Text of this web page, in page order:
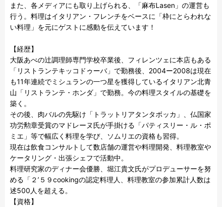
また、各メディアにも取り上げられる、「麻布Lasen」の運営も
行う。料理はイタリアン・フレンチをベースに「枠にとらわれな
い料理」を元にゲストに感動を伝えています！
【経歴】
大阪あべの辻調理師専門学校卒業後、フィレンツェに本店もある
「リストランテキッコドゥーバ」で勤務後、2004ー2008は現在
も11年連続でミシュランの一つ星を獲得しているイタリアン北青
山「リストランテ・ホンダ」で勤務。今の料理スタイルの基礎を
築く。
その後、肉バルの先駆け「トラットリアタンタボッカ」、仏国家
功労勲章受賞のマドレーヌ氏が手掛ける「パティスリー・ル・ポ
ミエ」等で幅広く料理を学び、ソムリエの資格も習得。
現在は飲食コンサルトして数店舗の運営や料理開発、料理教室や
ケータリング・出張シェフで活動中。
料理研究家のディナー会優勝、堀江貴文氏がプロデューサーを努
める「２’５９cookingの認定料理人、料理教室の参加累計人数は
述500人を超える。
【資格】